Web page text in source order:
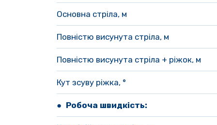
Основна стріла, м
Повністю висунута стріла, м
Повністю висунута стріла + ріжок, м
Кут зсуву ріжка, °
● Робоча швидкість: